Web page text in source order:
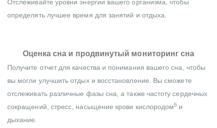
Отслеживайте уровни энергии вашего организма, чтобы
определять лучшее время для занятий и отдыха.
Оценка сна и продвинутый мониторинг сна
Получите отчет для качества и понимания вашего сна, чтобы
вы могли улучшить отдых и восстановление. Вы сможете
отслеживать различные фазы сна, а также частоту сердечных
сокращений, стресс, насыщение крови кислородом5 и
дыхание.